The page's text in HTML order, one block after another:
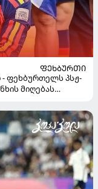
ᲤᲔᲮᲑᲣᲠᲗᲘ
ფეხბურთელს პსჟ-
მიღებას